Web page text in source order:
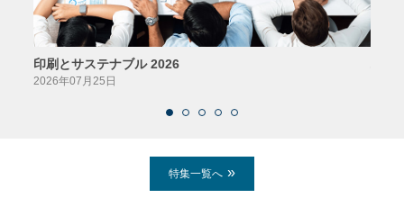
印刷とサステナブル 2026
2026年07月25日
特集一覧へ